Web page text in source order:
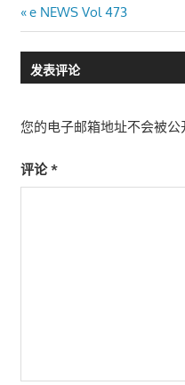
文
章
导
航
Previous
Post:
e NEWS Vol 473
发表评论
您的电子邮箱地址不会被公
评论*